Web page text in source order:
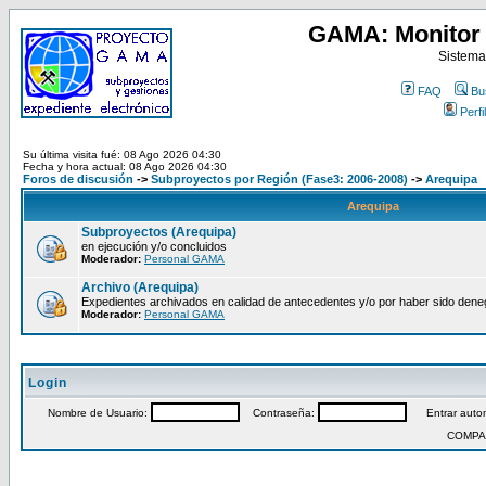
GAMA:
FAQ
Perfil
Su última visita fué: 08 Ago 2026 04:30
Fecha y hora actual: 08 Ago 2026 04:30
Foros de discusión -> Subproyectos por Región (Fase3: 2006-2008) -> Arequipa
Arequipa
Subproyectos (Arequipa)
en ejecución y/o concluidos
Moderador: Personal GAMA
Archivo (Arequipa)
Expedientes archivados en calidad de antecedentes y/o por haber sido
Moderador: Personal GAMA
Login
Nombre de Usuario: Contraseña:
Entrar